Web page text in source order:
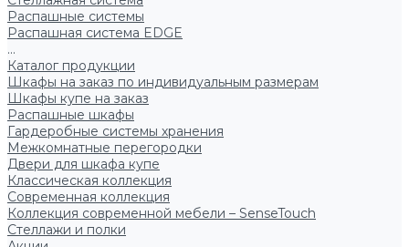
Распашные системы
Распашная система EDGE
...
Каталог продукции
Шкафы на заказ по индивидуальным размерам
Шкафы купе на заказ
Распашные шкафы
Гардеробные системы хранения
Межкомнатные перегородки
Двери для шкафа купе
Классическая коллекция
Современная коллекция
Коллекция современной мебели – SenseTouch
Стеллажи и полки